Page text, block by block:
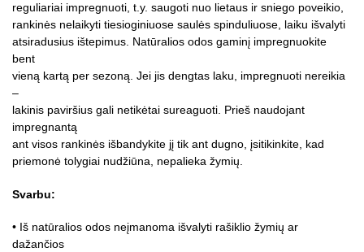
reguliariai impregnuoti, t.y. saugoti nuo lietaus ir sniego poveikio,
rankinės nelaikyti tiesioginiuose saulės spinduliuose, laiku išvalyti
atsiradusius ištepimus. Natūralios odos gaminį impregnuokite
bent
vieną kartą per sezoną. Jei jis dengtas laku, impregnuoti nereikia
–
lakinis paviršius gali netikėtai sureaguoti. Prieš naudojant
impregnantą
ant visos rankinės išbandykite jį tik ant dugno, įsitikinkite, kad
priemonė tolygiai nudžiūna, nepalieka žymių.
Svarbu:
• Iš natūralios odos neįmanoma išvalyti rašiklio žymių ar
dažančios